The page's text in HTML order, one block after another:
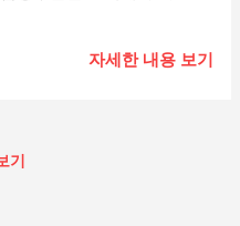
있습니다. 2. 심리적 위축감
물치료나 생활습관 개선에
자세한 내용 보기
기